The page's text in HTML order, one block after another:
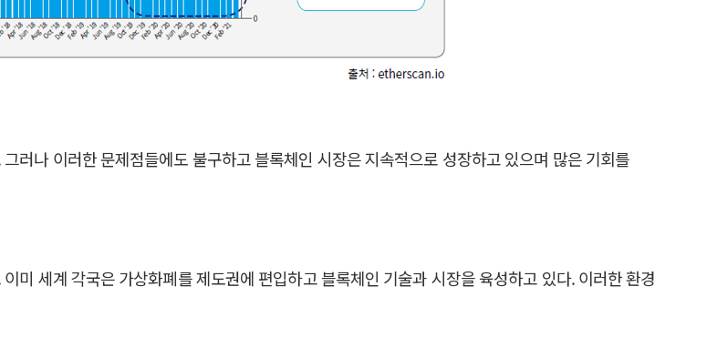
러나 이러한 문제점들에도 불구하고 블록체인 시장은 지속적으로 성장하고 있으며 많은 기회를
미 세계 각국은 가상화폐를 제도권에 편입하고 블록체인 기술과 시장을 육성하고 있다. 이러한 환경